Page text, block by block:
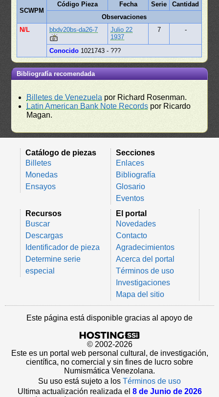
SCWPM
Código Pieza Fecha Serie
Cantidad
Observaciones
N/L
bbdv20bs-da26-7
Julio 22
1937
7 -
Conocido 1021743 - ???
Bibliografía recomendada
Billetes de Venezuela por Richard Rosenman.
Latin American Bank Note Records por Ricardo
Magan.
Catálogo de piezas
Billetes
Monedas
Ensayos
Secciones
Enlaces
Bibliografía
Glosario
Eventos
Recursos
Buscar
Descargas
Identificador de pieza
Determine serie
especial
El portal
Novedades
Contacto
Agradecimientos
Acerca del portal
Términos de uso
Investigaciones
Mapa del sitio
Este página está disponible gracias al apoyo de
© 2002-2026
Este es un portal web personal cultural, de investigación,
científica, no comercial y sin fines de lucro sobre
Numismática Venezolana.
Su uso está sujeto a los Términos de uso
Ultima actualización realizada el 8 de Junio de 2026